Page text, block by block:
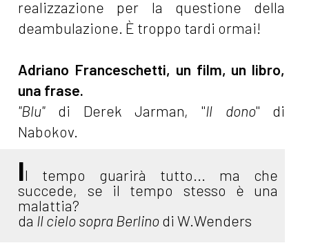
realizzazione per la questione della
deambulazione. È troppo tardi ormai!
Adriano Franceschetti, un film, un libro,
una frase.
"Blu"di Derek Jarman, "Il dono" di
Nabokov.
Il tempo guarirà tutto... ma che
succede, se il tempo stesso è una
malattia?
da Il cielo sopra Berlino di W.Wenders